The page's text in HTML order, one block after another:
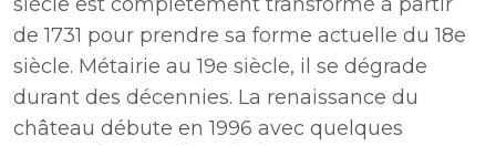
de 1731 pour prendre sa forme actuelle du 18e
siècle. Métairie au 19e siècle, il se dégrade
durant des décennies. La renaissance du
château débute en 1996 avec quelques